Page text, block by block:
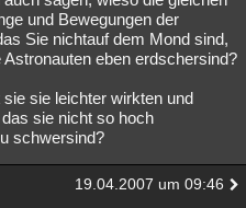
und Bewegungen der
Sie nichtauf dem Mond sind,
eben erdschersind?
sie leichter wirkten und
sie nicht so hoch
schwersind?
19.04.2007 um 09:46